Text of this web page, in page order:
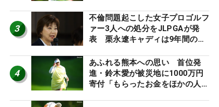
3
不倫問題起こした女子プロゴルフ
ァー3人への処分をJLPGAが発
表 栗永遼キャディは9年間の立
4
あふれる熊本への思い 首位発
進・鈴木愛が被災地に1000万円
寄付「もらったお金をほかの人